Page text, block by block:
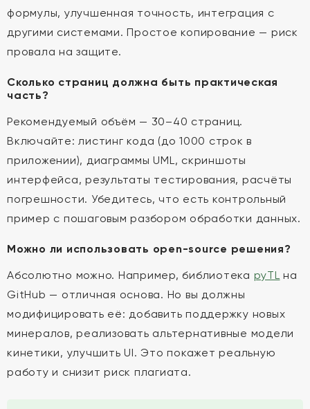
формулы, улучшенная точность, интеграция с
другими системами. Простое копирование — риск
провала на защите.
Сколько страниц должна быть практическая
часть?
Рекомендуемый объём — 30–40 страниц.
Включайте: листинг кода (до 1000 строк в
приложении), диаграммы UML, скриншоты
интерфейса, результаты тестирования, расчёты
погрешности. Убедитесь, что есть контрольный
пример с пошаговым разбором обработки данных.
Можно ли использовать open-source решения?
Абсолютно можно. Например, библиотека pyTL на
GitHub — отличная основа. Но вы должны
модифицировать её: добавить поддержку новых
минералов, реализовать альтернативные модели
кинетики, улучшить UI. Это покажет реальную
работу и снизит риск плагиата.